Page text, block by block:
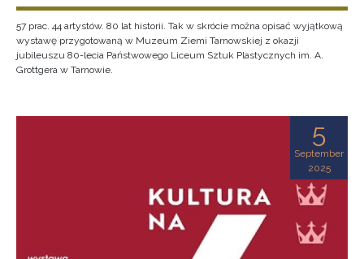
57 prac. 44 artystów. 80 lat historii. Tak w skrócie można opisać wyjątkową
wystawę przygotowaną w Muzeum Ziemi Tarnowskiej z okazji
jubileuszu 80-lecia Państwowego Liceum Sztuk Plastycznych im. A.
Grottgera w Tarnowie.
5
September
2025